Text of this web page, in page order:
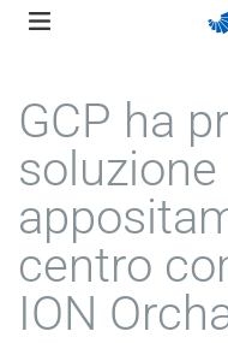
Skip
navigation
GCP ha
soluzione
centro
ION